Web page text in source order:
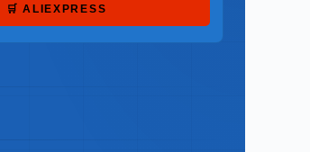
🛒 ALIEXPRESS